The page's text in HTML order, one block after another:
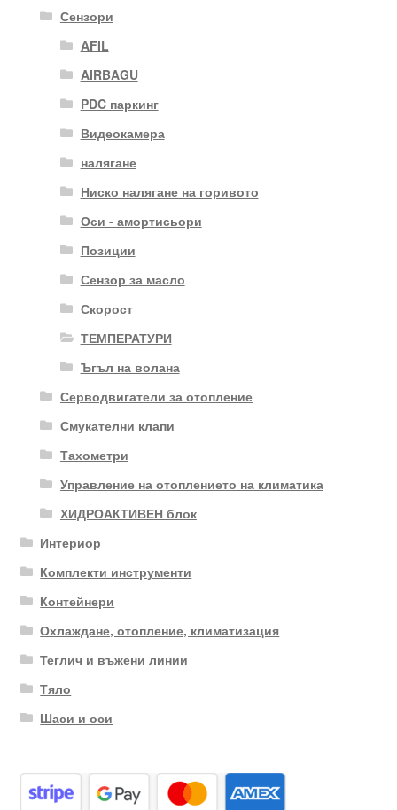
Сензори
AFIL
AIRBAGU
PDC паркинг
Видеокамера
налягане
Ниско налягане на горивото
Оси - амортисьори
Позиции
Сензор за масло
Скорост
ТЕМПЕРАТУРИ
Ъгъл на волана
Серводвигатели за отопление
Смукателни клапи
Тахометри
Управление на отоплението на климатика
ХИДРОАКТИВЕН блок
Интериор
Комплекти инструменти
Контейнери
Охлаждане, отопление, климатизация
Теглич и въжени линии
Тяло
Шаси и оси